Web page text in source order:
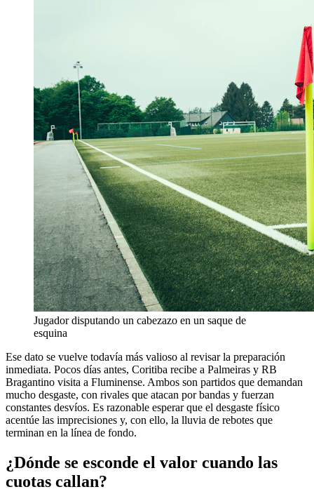
Jugador disputando un cabezazo en un saque de
esquina
Ese dato se vuelve todavía más valioso al revisar la preparación
inmediata. Pocos días antes, Coritiba recibe a Palmeiras y RB
Bragantino visita a Fluminense. Ambos son partidos que demandan
mucho desgaste, con rivales que atacan por bandas y fuerzan
constantes desvíos. Es razonable esperar que el desgaste físico
acentúe las imprecisiones y, con ello, la lluvia de rebotes que
terminan en la línea de fondo.
¿Dónde se esconde el valor cuando las
cuotas callan?